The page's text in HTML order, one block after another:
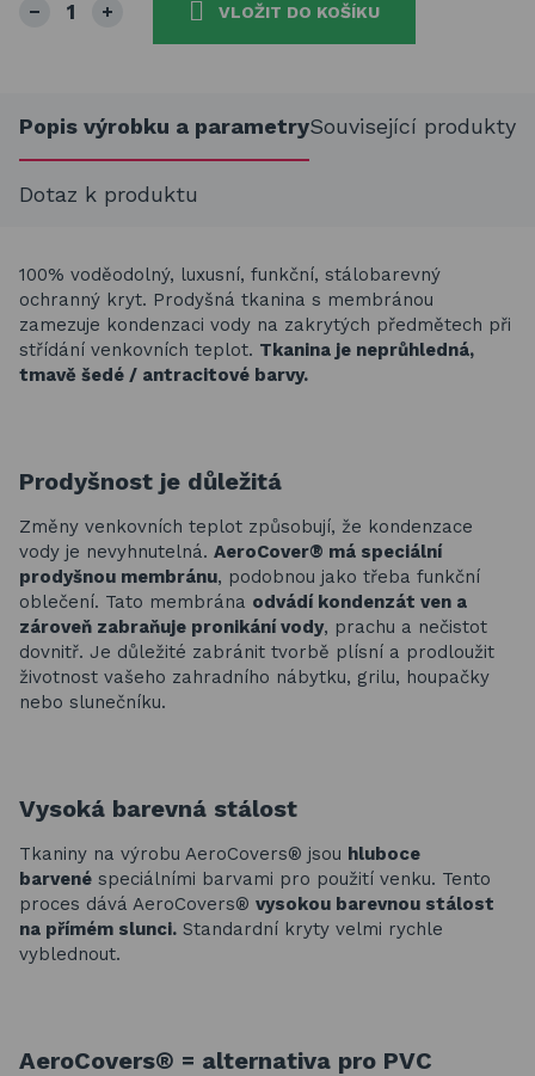
VLOŽIT DO KOŠÍKU
Popis výrobku a parametrySouvisející produkty
Dotaz k produktu
100% voděodolný, luxusní, funkční, stálobarevný
ochranný kryt. Prodyšná tkanina s membránou
zamezuje kondenzaci vody na zakrytých předmětech při
střídání venkovních teplot. Tkanina je neprůhledná,
tmavě šedé / antracitové barvy.
Prodyšnost je důležitá
Změny venkovních teplot způsobují, že kondenzace
vody je nevyhnutelná. AeroCover® má speciální
prodyšnou membránu, podobnou jako třeba funkční
oblečení. Tato membrána odvádí kondenzát ven a
zároveň zabraňuje pronikání vody, prachu a nečistot
dovnitř. Je důležité zabránit tvorbě plísní a prodloužit
životnost vašeho zahradního nábytku, grilu, houpačky
nebo slunečníku.
Vysoká barevná stálost
Tkaniny na výrobu AeroCovers® jsou hluboce
barvené speciálními barvami pro použití venku. Tento
proces dává AeroCovers® vysokou barevnou stálost
na přímém slunci. Standardní kryty velmi rychle
vyblednout.
AeroCovers® = alternativa pro PVC